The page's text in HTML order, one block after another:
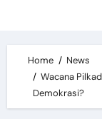
Home
News
Wacana
Demokrasi?